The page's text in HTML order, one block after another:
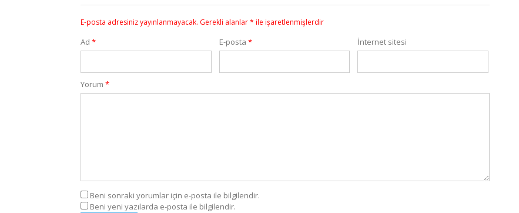
E-posta adresiniz yayınlanmayacak. Gerekli alanlar* ile işaretlenmişlerdir
Ad * E-posta * İnternet sitesi
Yorum *
Beni sonraki yorumlar için e-posta ile bilgilendir.
Beni yeni yazılarda e-posta ile bilgilendir.